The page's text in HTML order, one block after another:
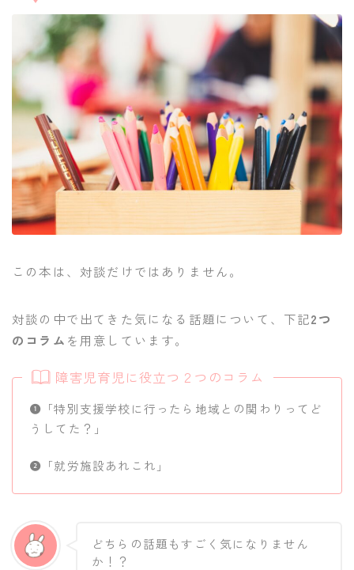
この本は、対談だけではありません。
対談の中で出てきた気になる話題について、下記2つ
のコラム を用意しています。
障害児育児に役立つ２つのコラム
「特別支援学校に行ったら地域との関わりってど
うしてた？」
「就労施設あれこれ」
どちらの話題もすごく気になりません
か！？